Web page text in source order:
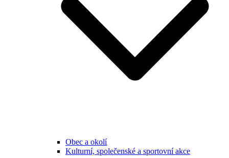
Obec a okolí
Kulturní, společenské a sportovní akce